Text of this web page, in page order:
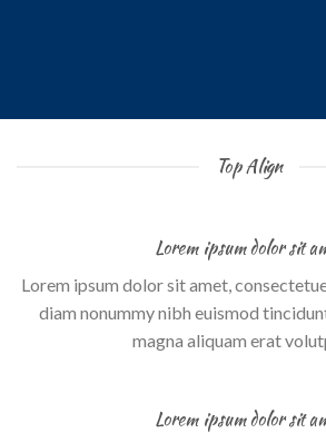
Top Align
Lorem ipsum dolor sit
Lorem ipsum dolor sit amet,
diam nonummy nibh euismod
magna aliquam erat
Lorem ipsum dolor sit